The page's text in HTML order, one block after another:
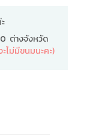
ต่างจังหวัด
ไม่มีขนมนะคะ)